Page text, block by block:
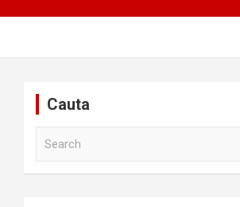
Cauta